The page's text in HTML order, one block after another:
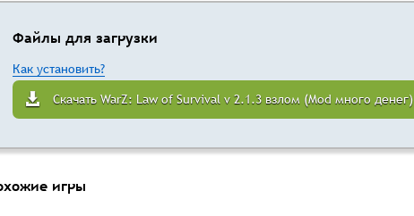
Файлы для загрузки
Как установить?
Скачать WarZ: Law of Survival v 2.1.3 взлом (Mod много денег)
игры